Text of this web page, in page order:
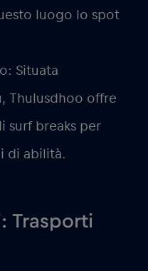
luogo lo spot
Situata
Thulusdhoo offre
surf breaks per
di abilità.
Trasporti